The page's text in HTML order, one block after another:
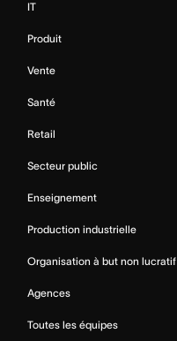
IT
Produit
Vente
Santé
Retail
Secteur public
Enseignement
Production industrielle
Organisation à but non lucratif
Agences
Toutes les équipes